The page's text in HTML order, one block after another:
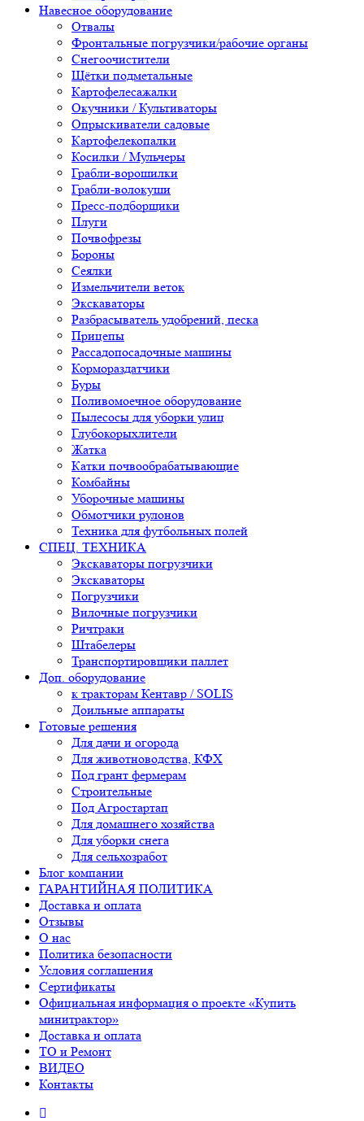
Навесное оборудование
Отвалы
Фронтальные погрузчики/рабочие органы
Снегоочистители
Щётки подметальные
Картофелесажалки
Окучники / Культиваторы
Опрыскиватели садовые
Картофелекопалки
Косилки / Мульчеры
Грабли-ворошилки
Грабли-волокуши
Пресс-подборщики
Плуги
Почвофрезы
Бороны
Сеялки
Измельчители веток
Экскаваторы
Разбрасыватель удобрений, песка
Прицепы
Рассадопосадочные машины
Кормораздатчики
Буры
Поливомоечное оборудование
Пылесосы для уборки улиц
Глубокорыхлители
Жатка
Катки почвообрабатывающие
Комбайны
Уборочные машины
Обмотчики рулонов
Техника для футбольных полей
СПЕЦ. ТЕХНИКА
Экскаваторы погрузчики
Экскаваторы
Погрузчики
Вилочные погрузчики
Ричтраки
Штабелеры
Транспортировщики паллет
Доп. оборудование
к тракторам Кентавр / SOLIS
Доильные аппараты
Готовые решения
Для дачи и огорода
Для животноводства, КФХ
Под грант фермерам
Строительные
Под Агростартап
Для домашнего хозяйства
Для уборки снега
Для сельхозработ
Блог компании
ГАРАНТИЙНАЯ ПОЛИТИКА
Доставка и оплата
Отзывы
О нас
Политика безопасности
Условия соглашения
Сертификаты
Официальная информация о проекте «Купить
минитрактор»
Доставка и оплата
ТО и Ремонт
ВИДЕО
Контакты